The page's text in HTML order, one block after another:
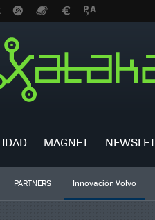
MAGNET
PARTNERS Innovación Volvo